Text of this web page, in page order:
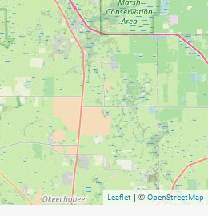
Leaflet | ©OpenStreetMap